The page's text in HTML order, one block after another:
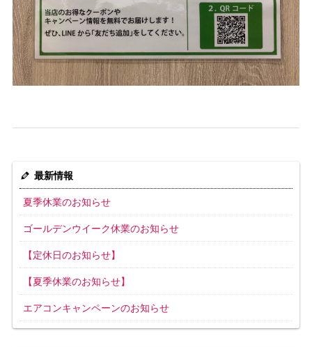
最新情報
夏季休業のお知らせ
ゴールデンウイーク休業のお知らせ
【定休日のお知らせ】
【夏季休業のお知らせ】
エアコンキャンペーンのお知らせ